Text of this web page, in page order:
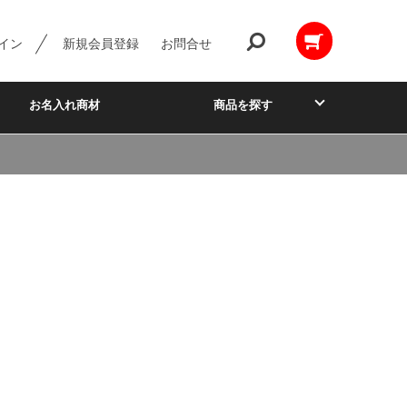
ン 新規会員登録 お問合せ
お名入れ商材 商品を探す